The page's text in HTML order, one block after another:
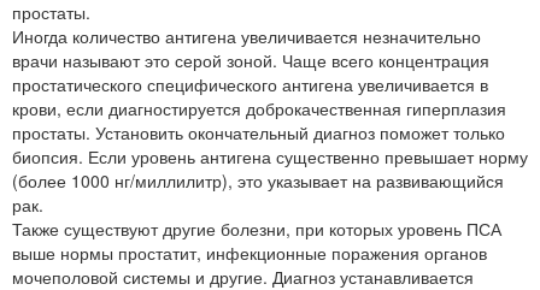
простаты.
Иногда количество антигена увеличивается незначительно
врачи называют это серой зоной. Чаще всего концентрация
простатического специфического антигена увеличивается в
крови, если диагностируется доброкачественная гиперплазия
простаты. Установить окончательный диагноз поможет только
биопсия. Если уровень антигена существенно превышает норму
(более 1000 нг/миллилитр), это указывает на развивающийся
рак.
Также существуют другие болезни, при которых уровень ПСА
выше нормы простатит, инфекционные поражения органов
мочеполовой системы и другие. Диагноз устанавливается